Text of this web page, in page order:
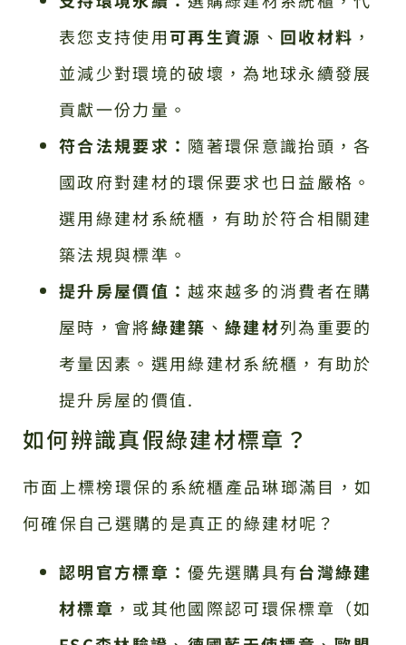
表您支持使用可再生資源 、 回收材料 ，
並減少對環境的破壞，為地球永續發展
貢獻一份力量。
符合法規要求： 隨著環保意識抬頭，各
國政府對建材的環保要求也日益嚴格。
選用綠建材系統櫃，有助於符合相關建
築法規與標準。
提升房屋價值：越來越多的消費者在購
屋時，會將綠建築 、綠建材列為重要的
考量因素。選用綠建材系統櫃，有助於
提升房屋的價值.
如何辨識真假綠建材標章？
市面上標榜環保的系統櫃產品琳瑯滿目，如
何確保自己選購的是真正的綠建材呢？
認明官方標章：優先選購具有台灣綠建
材標章 ，或其他國際認可環保標章（如